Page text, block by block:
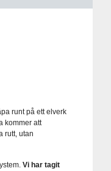
runt på ett elverk
kommer att
rutt, utan
Vi har tagit